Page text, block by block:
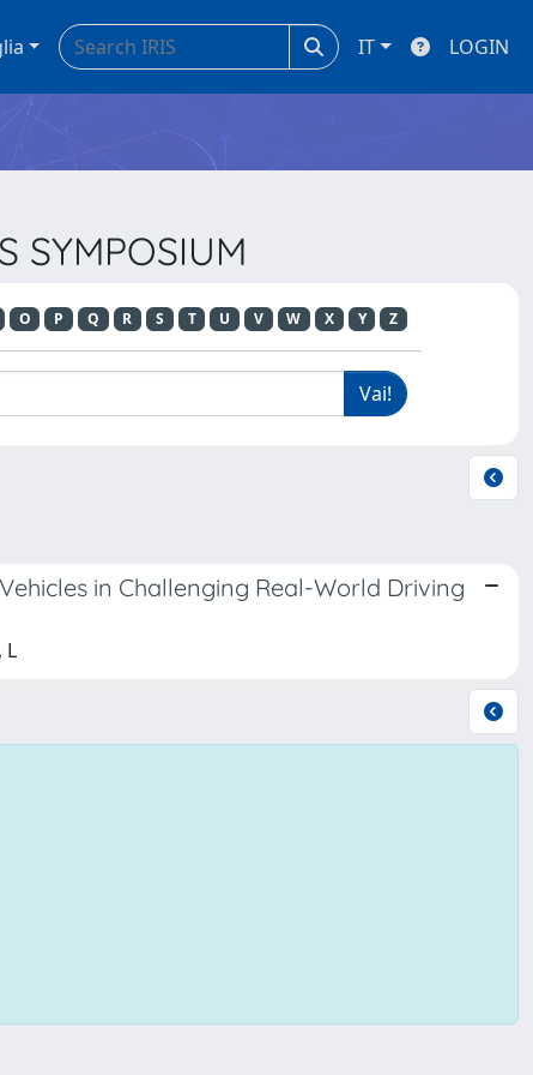
IT LOGIN
SYMPOSIUM
O P Q R S T U V W X Y Z
in Challenging Real-World Driving
L